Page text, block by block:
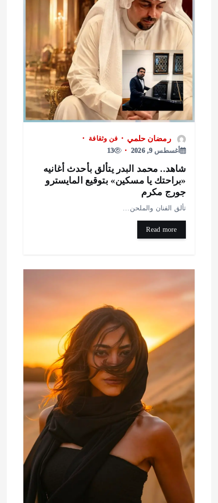
رمضان حلمي
فن وثقافة
أغسطس 9, 2026
13
محمد البدر يتألق بأحدث أغانيه
يا مسكين» بتوقيع المايسترو
مكرم
الفنان والملحن…